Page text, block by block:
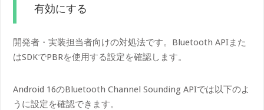
有効にする
開発者・実装担当者向けの対処法です。Bluetooth APIまた
はSDKでPBRを使用する設定を確認します。
Android 16のBluetooth Channel Sounding APIでは以下のよ
うに設定を確認できます。